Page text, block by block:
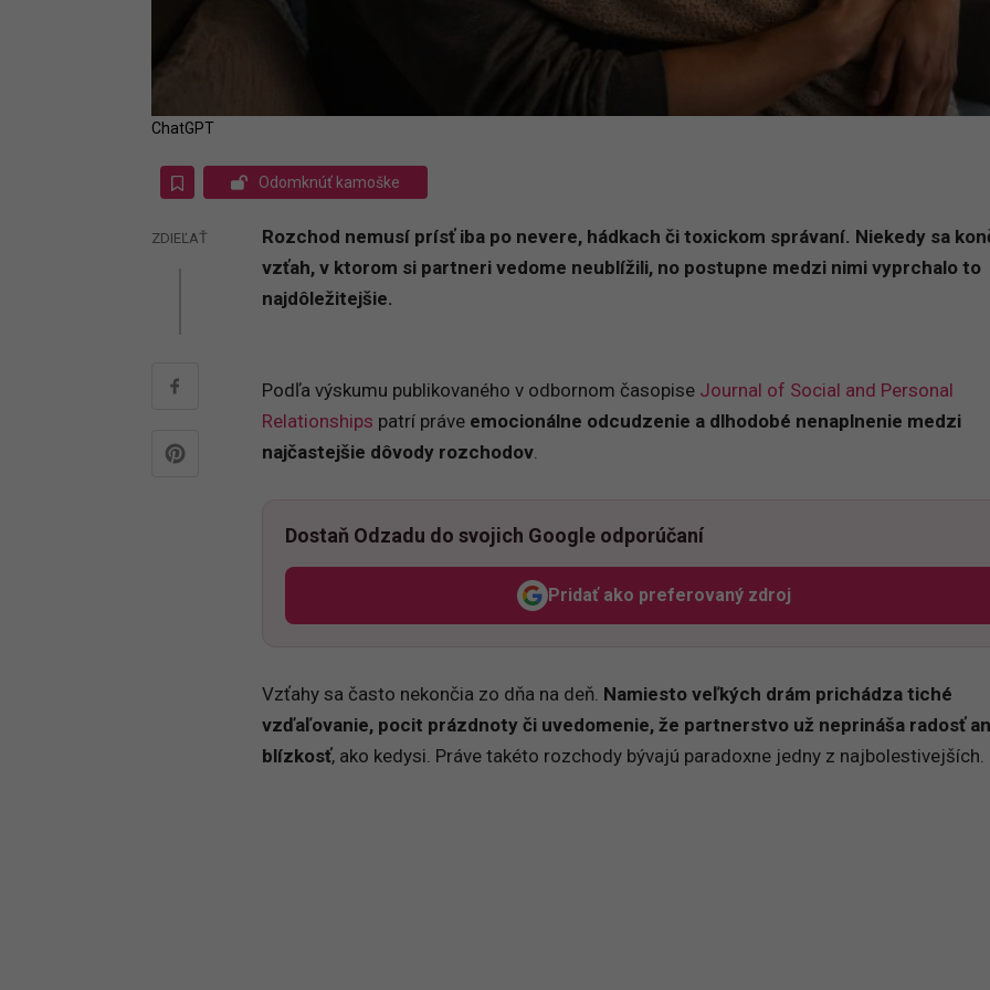
ChatGPT
Odomknúť kamoške
ZDIEĽAŤ
Rozchod nemusí prísť iba po nevere, hádkach či toxickom správaní. Niekedy sa
vzťah, v ktorom si partneri vedome neublížili, no postupne medzi nimi vyprchalo to
najdôležitejšie.
Podľa výskumu publikovaného v odbornom časopise Journal of Social and Personal
Relationships patrí práve emocionálne odcudzenie a dlhodobé nenaplnenie medzi
najčastejšie dôvody rozchodov
Dostaň Odzadu do svojich Google odporúčaní
Pridať ako preferovaný zdroj
Odzadu, odkaz sa otvorí v novom okne
Vzťahy sa často nekončia zo dňa na deň. Namiesto veľkých drám prichádza tiché
vzďaľovanie, pocit prázdnoty či uvedomenie, že partnerstvo už neprináša radosť
blízkosť, ako kedysi. Práve takéto rozchody bývajú paradoxne jedny z najbolestivejších.